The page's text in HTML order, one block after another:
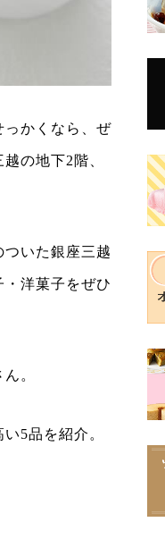
っかくなら、ぜ
の地下2階、
ついた銀座三越
洋菓子をぜひ
。
5品を紹介。